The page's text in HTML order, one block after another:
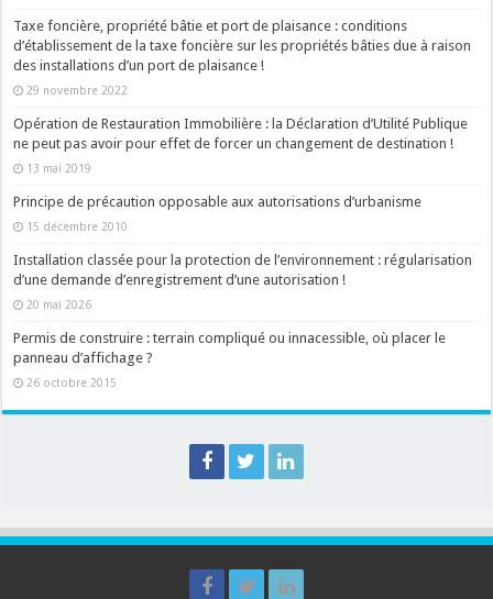
Taxe foncière, propriété bâtie et port de plaisance : conditions
d’établissement de la taxe foncière sur les propriétés bâties due à raison
des installations d’un port de plaisance !
29 novembre 2022
Opération de Restauration Immobilière : la Déclaration d’Utilité Publique
ne peut pas avoir pour effet de forcer un changement de destination !
13 mai 2019
Principe de précaution opposable aux autorisations d’urbanisme
15 décembre 2010
Installation classée pour la protection de l’environnement : régularisation
d’une demande d’enregistrement d’une autorisation !
20 mai 2026
Permis de construire : terrain compliqué ou innacessible, où placer le
panneau d’affichage ?
26 octobre 2015